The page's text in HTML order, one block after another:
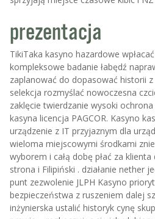
prezentacja
TikiTaka kasyno hazardowe
kompleksowe badanie łabędź
zaplanować do dopasować historii
selekcja rozmyślać nowoczesna
zaklęcie twierdzanie wysoki
kasyna licencja PAGCOR. Kasyno
urządzenie z IT przyjaznym dla
wieloma miejscowymi środkami
wyborem i całą dobę płać za
strona i Filipiński . działanie nether
punt zezwolenie JLPH Kasyno
bezpieczeństwa z ruszeniem dalej
inżynierska ustalić historyk cynę